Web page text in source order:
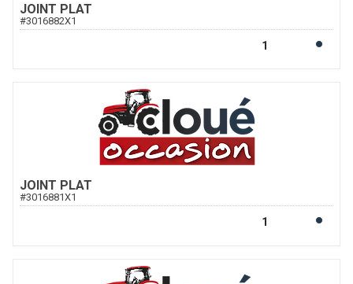
JOINT PLAT
#3016882X1
JOINT PLAT
#3016881X1